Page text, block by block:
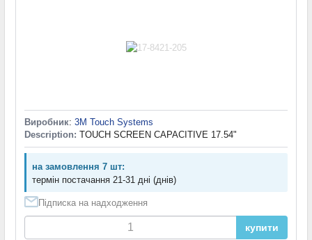
Виробник: 3M Touch Systems
Description: TOUCH SCREEN CAPACITIVE 17.54"
на замовлення 7 шт:
термін постачання 21-31 дні (днів)
Підписка на надходження
купити